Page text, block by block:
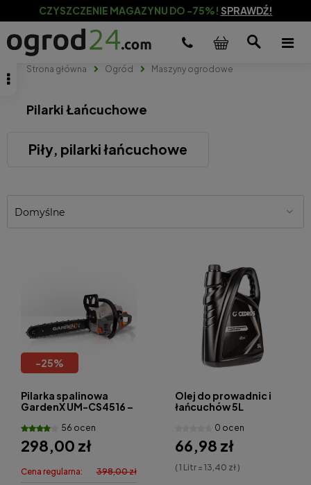
CZYSZCZENIE MAGAZYNU DO -75%! SPRAWDŹ!
Strona główna Ogród Maszyny ogrodowe
Pilarki Łańcuchowe
Piły, pilarki łańcuchowe
-25%
Pilarka spalinowa
GardenX UM-CS4516 –
16”,40 cm.56 ocen
298,00 zł
Cena regularna: 398,00 zł
Olej do prowadnic i
łańcuchów 5L
0 ocen
66,98 zł
( 1 Litr = 13,40 zł )